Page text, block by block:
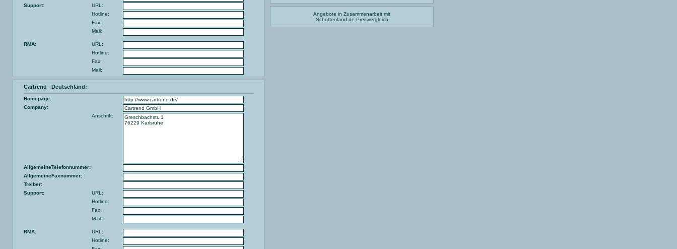
Support:
URL:
Hotline:
Fax:
Mail:
RMA:
URL:
Hotline:
Fax:
Mail:
Cartrend Deutschland:
Homepage:
Company:
Anschrift:
AllgemeineTelefonnummer:
AllgemeineFaxnummer:
Treiber:
Support:
URL:
Hotline:
Fax:
Mail:
RMA:
URL:
Hotline:
Angebote in Zusammenarbeit mit
Schottenland.de Preisvergleich